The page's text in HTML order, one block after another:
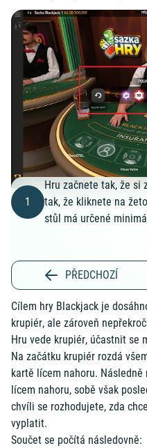
1
Hru začnete tak, že si
tak, že kliknete na
stůl má určené
PŘEDCHOZÍ
Cílem hry Blackjack je
krupiér, ale zároveň
Hru vede krupiér, účastnit se
Na začátku krupiér rozdá
kartě lícem nahoru.
lícem nahoru, sobě však
chvíli se rozhodujete, zda
vyplatit.
Součet se počítá následovně: